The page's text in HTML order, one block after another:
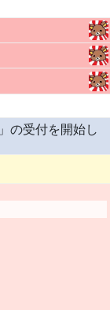
の受付を開始し